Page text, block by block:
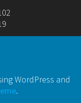
WordPress and
.